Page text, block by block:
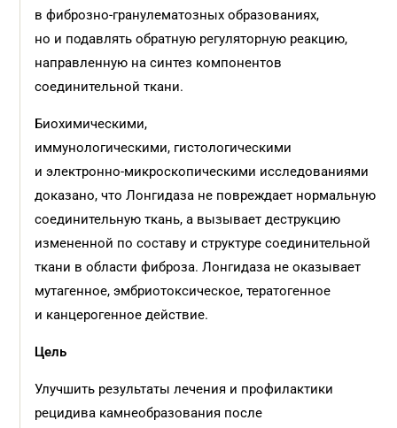
в фиброзно-гранулематозных образованиях,
но и подавлять обратную регуляторную реакцию,
направленную на синтез компонентов
соединительной ткани.
Биохимическими,
иммунологическими, гистологическими
и электронно-микроскопическими исследованиями
доказано, что Лонгидаза не повреждает нормальную
соединительную ткань, а вызывает деструкцию
измененной по составу и структуре соединительной
ткани в области фиброза. Лонгидаза не оказывает
мутагенное, эмбриотоксическое, тератогенное
и канцерогенное действие.
Цель
Улучшить результаты лечения и профилактики
рецидива камнеобразования после